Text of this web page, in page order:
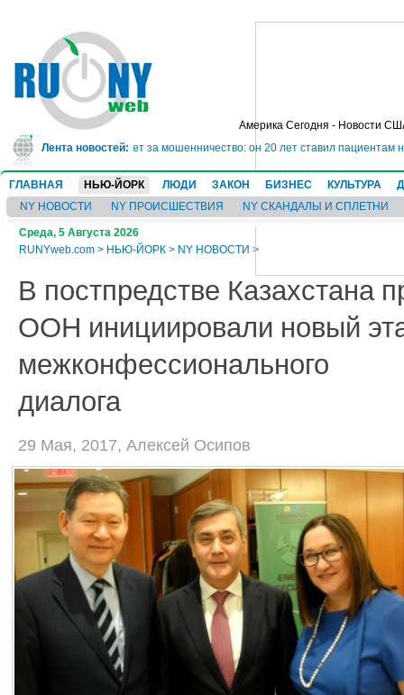
Америка Сегодня - Новости
Лента новостей:
в тюрьму на 10 лет за мошенничество: он 20 лет ставил пациентам
ГЛАВНАЯ НЬЮ-ЙОРК ЛЮДИ ЗАКОН БИЗНЕС КУЛЬТУРА
NY НОВОСТИ
NY ПРОИСШЕСТВИЯ NY СКАНДАЛЫ И СПЛЕТНИ
Среда, 5 Августа 2026
RUNYweb.com > НЬЮ-ЙОРК > NY НОВОСТИ >
В постпредстве Казахстана
ООН инициировали новый
межконфессионального
диалога
29 Мая, 2017, Алексей Осипов